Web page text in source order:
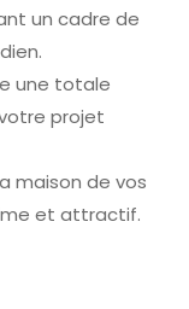
un cadre de
une totale
projet
maison de vos
et attractif.